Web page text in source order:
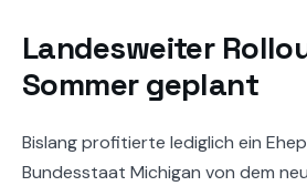
Landesweiter
Sommer geplant
Bislang profitierte lediglich ein
Bundesstaat Michigan von dem